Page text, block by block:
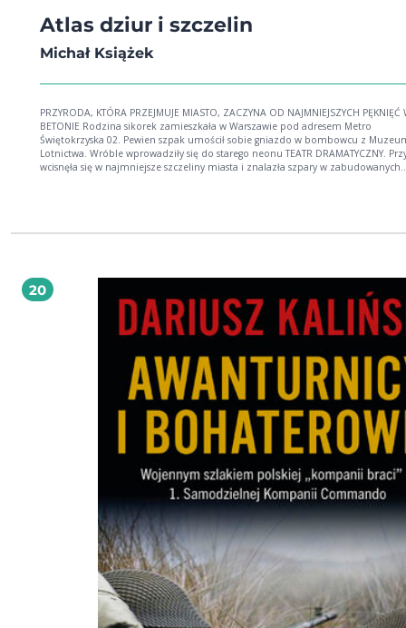
Atlas dziur i szczelin
Michał Książek
PRZYRODA, KTÓRA PRZEJMUJE MIASTO, ZACZYNA OD NAJMNIEJSZYCH PĘKNIĘĆ
BETONIE Rodzina sikorek zamieszkała w Warszawie pod adresem Metro
Świętokrzyska 02. Pewien szpak umościł sobie gniazdo w bombowcu z
Lotnictwa. Wróble wprowadziły się do starego neonu TEATR DRAMATYCZNY. Przyroda
wcisnęła się w najmniejsze szczeliny miasta i znalazła szpary w zabudowanych
betonu i schowane za neonami wielkich miast. Z przewrotnym poczuciem
gdzie się sika. Wszystkie okazują się czymś innym Wyśpiewanym terytorium,
wyszukanym domem, starannie wybranym spośród wielu miejscem.
lęgowym. Samiec sikory modrej śpiewa w ciągu dnia nawet pięć godzin, by
sobie dom. ATLAS DZIUR I SZCZELIN TO HYMN NA CZEŚĆ MIEJSKIEJ PRZYRODY Michał
Książek poza ogromną wiedzą przyrodniczą ma duszę poety, która pozwala
okolic Placu Defilad, modraszka z parku, rdest ptasi kiełkujący między
fascynującego. Mówię wam, zaglądajcie z nim w te dziury i szczeliny, bo
naprawdę niezwykły świat miejskiej przyrody. ADAM WAJRAK W każdej przyrodniczej
obserwacji Michała Książka zawiera się ogrom czułości. I właśnie na czułości
zbudowana jest ta znakomita książka. Po jej przeczytaniu będziecie się
przemieszczać po mieście dwa razy wolniej i będzie was bolał kark od
głowy do góry. Do tego ciągle brudne kolana od przykucania i błoto na butach.
Powiększy się też wasz codzienny bagaż zaczniecie nosić ze sobą lornetkę i lupkę oraz
prawdopodobnie jakiś atlas do oznaczania napotkanych roślin i zwierząt. FILIP
SPRINGER Kiedy Michał Książek, nie wiadomo, jakim sposobem, łazi nie po
puszczach, a po Marszałkowskiej w Warszawie, to i tu też pisze wspaniały
dokumentujący życie miejskiej przyrody. Czytajcie i patrzcie. Patrzcie i
URSZULA ZAJĄCZKOWSKA W przypadku Atlasu dziur i szczelin słowo polecam
zdecydowanie za mało. Ta książka otwiera oczy i pozwala dostrzec życie, na
codziennym pędzie nie zwracamy uwagi. To także kopalnia wiedzy o dzikiej
przyrodzie rozwijającej się cicho w miejskiej przestrzeni i lektura zwracająca
problemy i wyzwania wynikające z naszej ekspansji i zmian klimatu. MARCIN
KOSTRZYŃSKI
20